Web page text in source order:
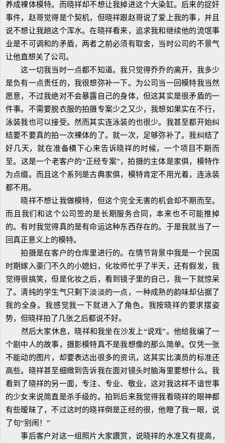
养成裸体模特。而晓祥却不想让我掉进这个大染缸。后来的捉奸
事件，赵哥觉得是个契机，但晓祥跟赵哥说了爱上我的事，并且
说不想让我趟这个浑水。在晓祥看来，追求我和继续他的流氓事
业是不可调和的矛盾，两者之前必须有取舍，当时公司的不景气
让他直想关了公司。
这一切我当时一点都不知道。我只觉得乔乔的离开，我多少
是负有一点责任的，我很想弥补一下。为公司当一回模特我当然
愿意，不过我绝对不会暴露自己的身体，但这其实是很矛盾的一
件事。不需要脱衣服的拍摄专案少之又少，我想如果实在不行，
泳装我也可以接受。然而其实连泳装的也很少。我甚至都开始纠
结要不要真的拍一次裸体的了。就一次，足够弥补了。我纠结了
好几天，就在准备横下心来告诉晓祥的时候，一个项目不期而
至。这是一个老客户的“正经专案”，拍摄的主体是家俱，模特作
为点缀。而且这个系列是古典家俱，模特肯定不用光着，连泳装
都不用。
晓祥不想让我做模特，但这个完全无害的机会却不期而至。
而且我们和这个公司签的是长期服务合同，本来也不可能推掉
的。有时我觉得真的是有命运这种东西存在的。于是我就当了一
回真正意义上的模特。
拍摄是在客户的仓库里进行的。在情节背景中我是一个民国
时期嫁入豪门不久的小媳妇，化妆师忙乎了半天，还有假发，我
觉得很搞笑，但是化妆之后，看到镜子里的自己，我一下就惊呆
了。清纯的学生气只剩下淡淡的一点，一种成熟的韵味却佔据了
我的全身。我感觉我一下就进入了角色。我按晓祥的要求摆姿
势，但晓祥拍了几张之后都说不好。
然后大家休息，晓祥和我坐在沙发上“说戏”。他给我编了一
个剧中人的故事，摄影模特真不是我想像的那么简单。仅凭一张
不能动的图片，却要表达出很多的资讯，这其实比演员的标准还
高些。晓祥甚至细緻到告诉我在面对镜头时脑海里要想什么。我
看到了晓祥的另一面，专注、专业、敬业，这对我这样不谙世事
的少女来说简直是杀手级的。拍到后来我觉得我看晓祥的眼神都
有些暧昧了，不过这时的晓祥倒是正经的很，他瞪了我一眼，说
了句“别闹！”
事后客户对这一组照片大家讚赏，说晓祥的水准又有提高，